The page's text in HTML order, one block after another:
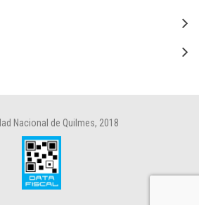
Nacional de Quilmes, 2018